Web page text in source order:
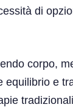
di
corpo,
e